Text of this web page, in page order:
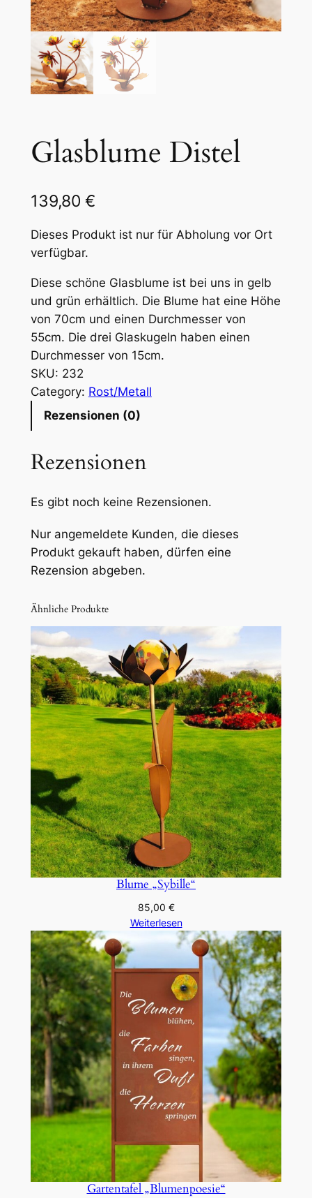
Glasblume Distel
139,80 €
Dieses Produkt ist nur für Abholung vor Ort
verfügbar.
Diese schöne Glasblume ist bei uns in gelb
und grün erhältlich. Die Blume hat eine Höhe
von 70cm und einen Durchmesser von
55cm. Die drei Glaskugeln haben einen
Durchmesser von 15cm.
SKU: 232
Category: Rost/Metall
Rezensionen (0)
Rezensionen
Es gibt noch keine Rezensionen.
Nur angemeldete Kunden, die dieses
Produkt gekauft haben, dürfen eine
Rezension abgeben.
Ähnliche Produkte
Blume „Sybille“
85,00 €
Weiterlesen
Gartentafel „Blumenpoesie“